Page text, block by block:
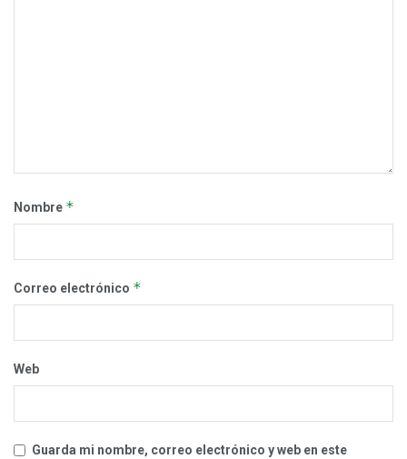
Nombre *
Correo electrónico *
Web
Guarda mi nombre, correo electrónico y web en este